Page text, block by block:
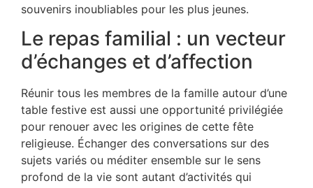
souvenirs inoubliables pour les plus jeunes.
Le repas familial : un vecteur
d’échanges et d’affection
Réunir tous les membres de la famille autour d’une
table festive est aussi une opportunité privilégiée
pour renouer avec les origines de cette fête
religieuse. Échanger des conversations sur des
sujets variés ou méditer ensemble sur le sens
profond de la vie sont autant d’activités qui